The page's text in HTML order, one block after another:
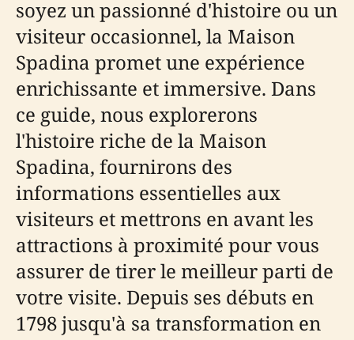
soyez un passionné d'histoire ou un
visiteur occasionnel, la Maison
Spadina promet une expérience
enrichissante et immersive. Dans
ce guide, nous explorerons
l'histoire riche de la Maison
Spadina, fournirons des
informations essentielles aux
visiteurs et mettrons en avant les
attractions à proximité pour vous
assurer de tirer le meilleur parti de
votre visite. Depuis ses débuts en
1798 jusqu'à sa transformation en